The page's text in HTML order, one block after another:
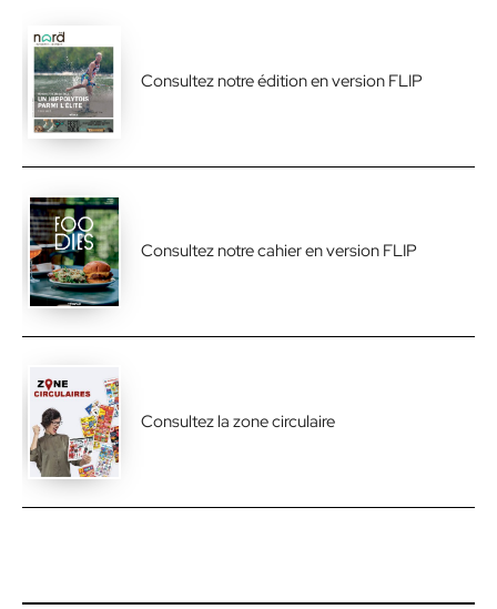
Consultez notre édition en version FLIP
Consultez notre cahier en version FLIP
Consultez la zone circulaire